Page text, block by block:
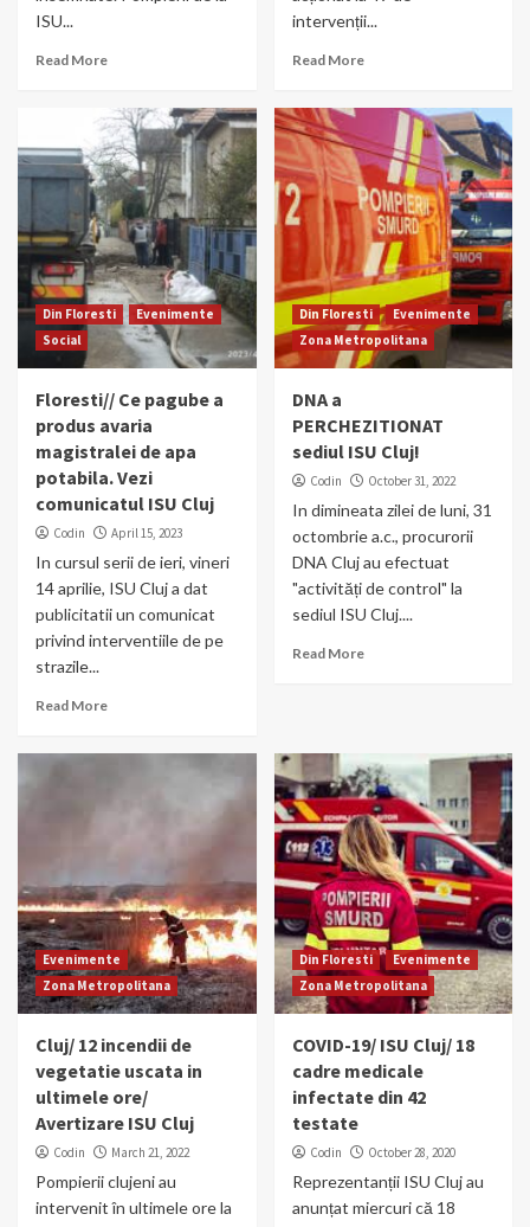
ISU...
Read More
intervenții...
Read More
Din Floresti
Evenimente
Social
Floresti// Ce pagube a
produs avaria
magistralei de apa
potabila. Vezi
comunicatul ISU Cluj
Codin April 15, 2023
In cursul serii de ieri, vineri
14 aprilie, ISU Cluj a dat
publicitatii un comunicat
privind interventiile de pe
strazile...
Read More
Din Floresti
Evenimente
Zona Metropolitana
DNA a
PERCHEZITIONAT
sediul ISU Cluj!
Codin October 31, 2022
In dimineata zilei de luni, 31
octombrie a.c., procurorii
DNA Cluj au efectuat
"activități de control" la
sediul ISU Cluj....
Read More
Evenimente
Zona Metropolitana
Cluj/ 12 incendii de
vegetatie uscata in
ultimele ore/
Avertizare ISU Cluj
Codin March 21, 2022
Pompierii clujeni au
intervenit în ultimele ore la
Din Floresti
Evenimente
Zona Metropolitana
COVID-19/ ISU Cluj/ 18
cadre medicale
infectate din 42
testate
Codin October 28, 2020
Reprezentanții ISU Cluj au
anunțat miercuri că 18